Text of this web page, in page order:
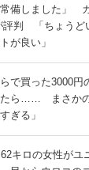
常備しました」
評判 「ちょうど
が良い」
で買った3000円
たら…… まさかの
ぎる」
キロの女性がユ